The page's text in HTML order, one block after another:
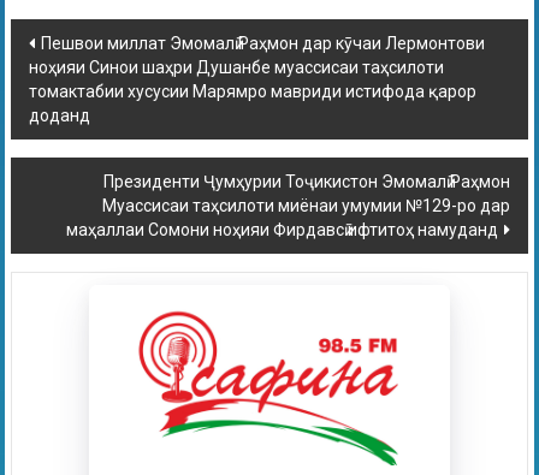
Пешвои миллат Эмомалӣ Раҳмон дар кӯчаи Лермонтови
ноҳияи Синои шаҳри Душанбе муассисаи таҳсилоти
томактабии хусусии Марямро мавриди истифода қарор
доданд
Президенти Ҷумҳурии Тоҷикистон Эмомалӣ Раҳмон
Муассисаи таҳсилоти миёнаи умумии №129-ро дар
маҳаллаи Сомони ноҳияи Фирдавсӣ ифтитоҳ намуданд